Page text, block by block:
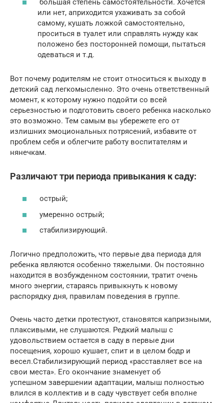
большая степень самостоятельности. Хочется
или нет, априходится ухаживать за собой
самому, кушать ложкой самостоятельно,
проситься в туалет или справлять нужду как
положено без посторонней помощи, пытаться
одеваться и т.д.
Вот почему родителям не стоит относиться к выходу в
детский сад легкомысленно. Это очень ответственный
момент, к которому нужно подойти со всей
серьезностью и подготовить своего ребенка насколько
это возможно. Тем самым вы убережете его от
излишних эмоциональных потрясений, избавите от
проблем себя и облегчите работу воспитателям и
нянечкам.
Различают три периода привыкания к саду:
острый;
умеренно острый;
стабилизирующий.
Логично предположить, что первые два периода для
ребенка являются особенно тяжелыми. Он постоянно
находится в возбужденном состоянии, тратит очень
много энергии, стараясь привыкнуть к новому
распорядку дня, правилам поведения в группе.
Очень часто детки протестуют, становятся капризными,
плаксивыми, не слушаются. Редкий малыш с
удовольствием остается в саду в первые дни
посещения, хорошо кушает, спит и в целом бодр и
весел.Стабилизирующий период «расставляет все на
свои места». Его окончание знаменует об
успешном завершении адаптации, малыш полностью
влился в коллектив и в саду чувствует себя вполне